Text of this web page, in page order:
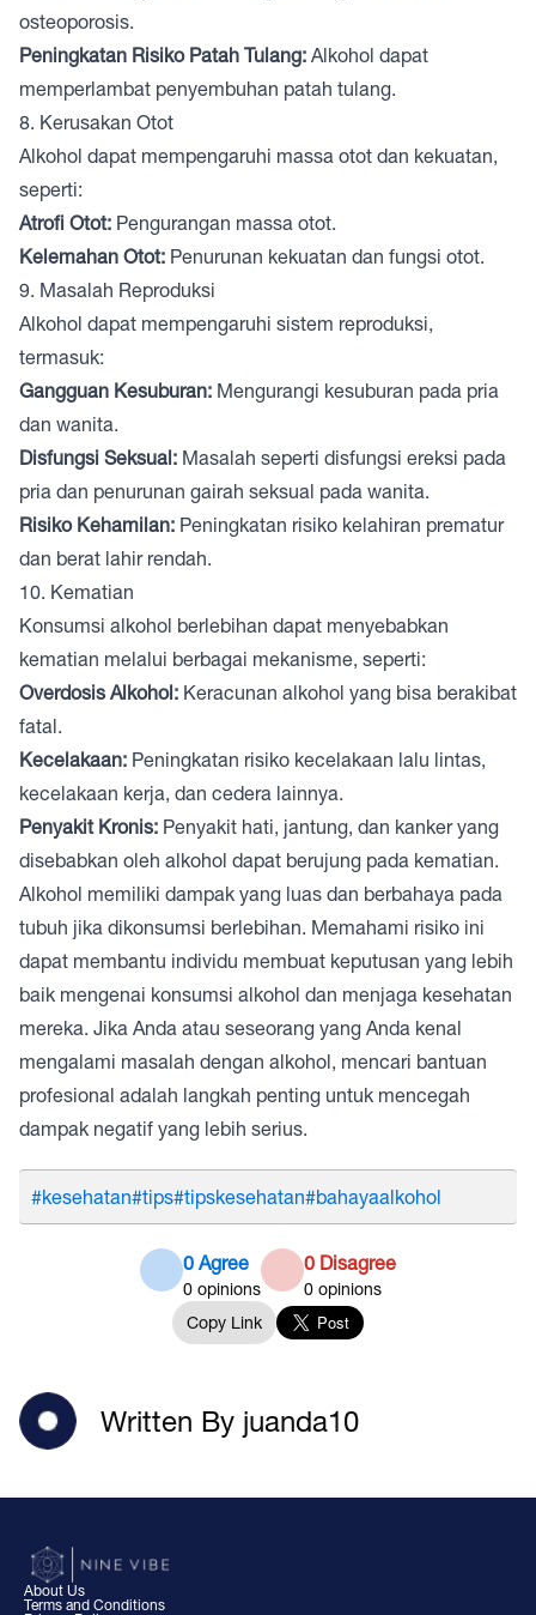
osteoporosis.
Peningkatan Risiko Patah Tulang: Alkohol dapat
memperlambat penyembuhan patah tulang.
8. Kerusakan Otot
Alkohol dapat mempengaruhi massa otot dan kekuatan,
seperti:
Atrofi Otot: Pengurangan massa otot.
Kelemahan Otot: Penurunan kekuatan dan fungsi otot.
9. Masalah Reproduksi
Alkohol dapat mempengaruhi sistem reproduksi,
termasuk:
Gangguan Kesuburan: Mengurangi kesuburan pada pria
dan wanita.
Disfungsi Seksual: Masalah seperti disfungsi ereksi pada
pria dan penurunan gairah seksual pada wanita.
Risiko Kehamilan: Peningkatan risiko kelahiran prematur
dan berat lahir rendah.
10. Kematian
Konsumsi alkohol berlebihan dapat menyebabkan
kematian melalui berbagai mekanisme, seperti:
Overdosis Alkohol: Keracunan alkohol yang bisa berakibat
fatal.
Kecelakaan: Peningkatan risiko kecelakaan lalu lintas,
kecelakaan kerja, dan cedera lainnya.
Penyakit Kronis: Penyakit hati, jantung, dan kanker yang
disebabkan oleh alkohol dapat berujung pada kematian.
Alkohol memiliki dampak yang luas dan berbahaya pada
tubuh jika dikonsumsi berlebihan. Memahami risiko ini
dapat membantu individu membuat keputusan yang lebih
baik mengenai konsumsi alkohol dan menjaga kesehatan
mereka. Jika Anda atau seseorang yang Anda kenal
mengalami masalah dengan alkohol, mencari bantuan
profesional adalah langkah penting untuk mencegah
dampak negatif yang lebih serius.
#kesehatan#tips#tipskesehatan#bahayaalkohol
0 Agree
0 opinions
0 Disagree
0 opinions
Copy Link
Written By juanda10
About Us
Terms and Conditions